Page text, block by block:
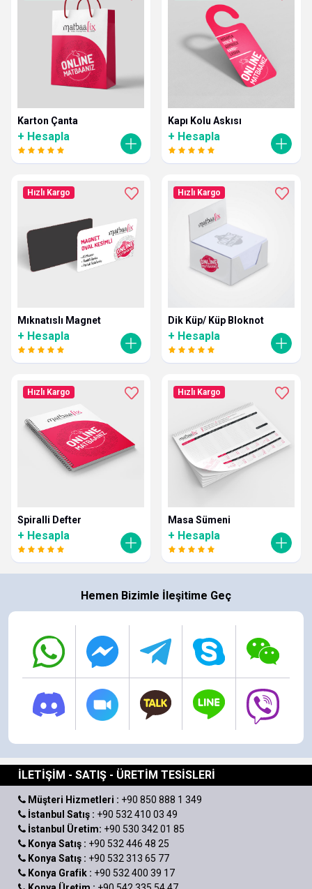
Karton Çanta
+ Hesapla
Kapı Kolu Askısı
+ Hesapla
Hızlı Kargo
Mıknatıslı Magnet
+ Hesapla
Hızlı Kargo
Dik Küp/ Küp Bloknot
+ Hesapla
Hızlı Kargo
Spiralli Defter
+ Hesapla
Hızlı Kargo
Masa Sümeni
+ Hesapla
Hemen Bizimle İleşitime Geç
İLETİŞİM - SATIŞ - ÜRETİM TESİSLERİ
Müşteri Hizmetleri : +90 850 888 1 349
İstanbul Satış : +90 532 410 03 49
İstanbul Üretim: +90 530 342 01 85
Konya Satış : +90 532 446 48 25
Konya Satış : +90 532 313 65 77
Konya Grafik : +90 532 400 39 17